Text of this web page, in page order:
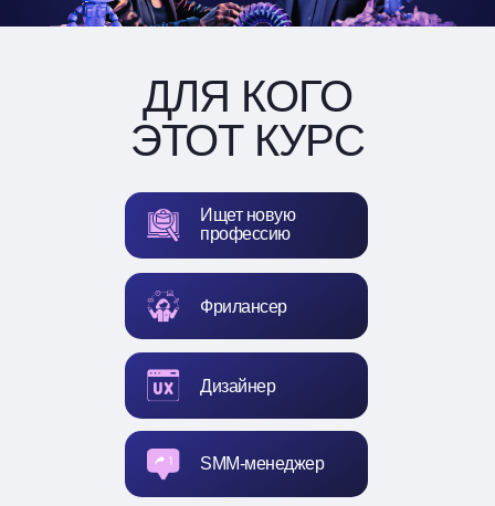
Ищет новую
профессию
ДЛЯ КОГО
ЭТОТ КУРС
Фрилансер
Дизайнер
SMM-менеджер